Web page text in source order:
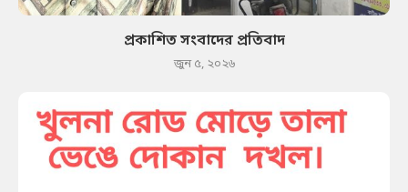
প্রকাশিত সংবাদের প্রতিবাদ
জুন ৫, ২০২৬